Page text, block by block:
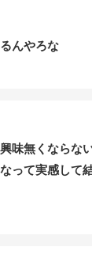
んやろな
味無くならな
って実感して